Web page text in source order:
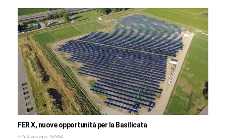
FER X, nuove opportunità per la Basilicata